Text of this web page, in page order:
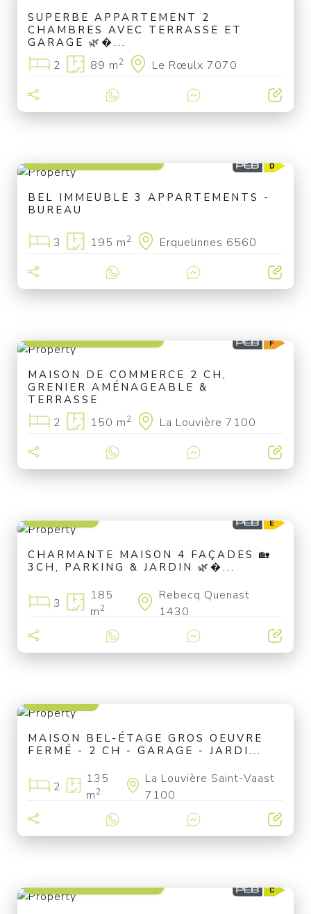
SUPERBE APPARTEMENT 2
CHAMBRES AVEC TERRASSE ET
GARAGE 🌿�...
2 89 m2 Le Rœulx 7070
BEL IMMEUBLE 3 APPARTEMENTS -
BUREAU
3 195 m2 Erquelinnes 6560
MAISON DE COMMERCE 2 CH,
GRENIER AMÉNAGEABLE &
TERRASSE
2 150 m2 La Louvière 7100
CHARMANTE MAISON 4 FAÇADES 🏡
3CH, PARKING & JARDIN 🌿�...
3
185
m2
Rebecq Quenast
1430
MAISON BEL-ÉTAGE GROS OEUVRE
FERMÉ - 2 CH - GARAGE - JARDI...
2
135
m2
La Louvière Saint-Vaast
7100